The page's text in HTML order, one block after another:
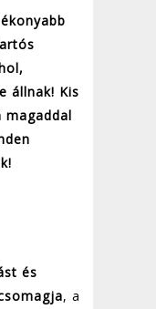
állnak! Kis
magaddal
és
, a